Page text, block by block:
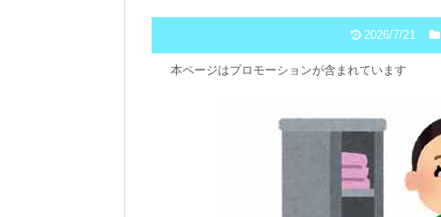
2026/7/21
本ページはプロモーションが含まれています